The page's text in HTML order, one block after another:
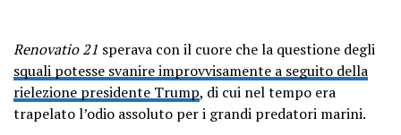
Renovatio 21 sperava con il cuore che la questione degli
squali potesse svanire improvvisamente a seguito della
rielezione presidente Trump, di cui nel tempo era
trapelato l’odio assoluto per i grandi predatori marini.